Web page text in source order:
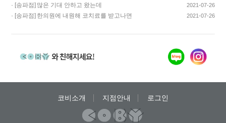
기쁩니다…
· [송파점] 많은 기대 안하고 왔는데
코스요리처럼 이어…
2021-07-26
· [송파점] 한의원에 내원해 코치료를 받고나면
2021-07-26
코비소개 지점안내 로그인